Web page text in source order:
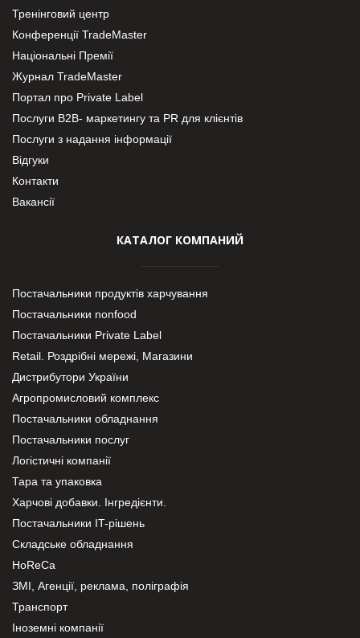
Тренінговий центр
Конференції TradeMaster
Національні Премії
Журнал TradeMaster
Портал про Private Label
Послуги В2В- маркетингу та PR для клієнтів
Послуги з надання інформації
Відгуки
Контакти
Вакансії
КАТАЛОГ КОМПАНИЙ
Постачальники продуктів харчування
Постачальники nonfood
Постачальники Private Label
Retail. Роздрібні мережі, Магазини
Дистрибутори України
Агропромисловий комплекс
Постачальники обладнання
Постачальники послуг
Логістичні компанії
Тара та упаковка
Харчові добавки. Інгредієнти.
Постачальники IT-рішень
Складське обладнання
HoReCa
ЗМІ, Агенції, реклама, поліграфія
Транспорт
Іноземні компанії